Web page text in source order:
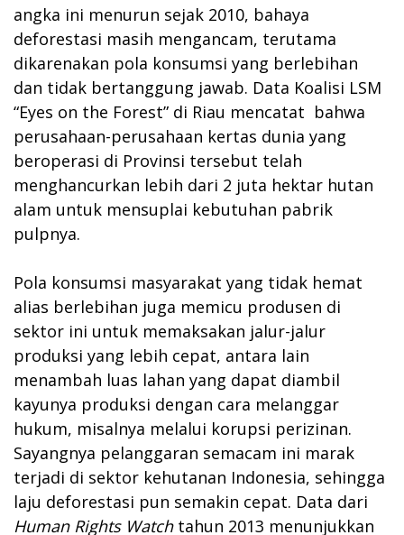
angka ini menurun sejak 2010, bahaya
deforestasi masih mengancam, terutama
dikarenakan pola konsumsi yang berlebihan
dan tidak bertanggung jawab. Data Koalisi LSM
“Eyes on the Forest” di Riau mencatat bahwa
perusahaan-perusahaan kertas dunia yang
beroperasi di Provinsi tersebut telah
menghancurkan lebih dari 2 juta hektar hutan
alam untuk mensuplai kebutuhan pabrik
pulpnya.
Pola konsumsi masyarakat yang tidak hemat
alias berlebihan juga memicu produsen di
sektor ini untuk memaksakan jalur-jalur
produksi yang lebih cepat, antara lain
menambah luas lahan yang dapat diambil
kayunya produksi dengan cara melanggar
hukum, misalnya melalui korupsi perizinan.
Sayangnya pelanggaran semacam ini marak
terjadi di sektor kehutanan Indonesia, sehingga
laju deforestasi pun semakin cepat. Data dari
Human Rights Watchtahun 2013 menunjukkan